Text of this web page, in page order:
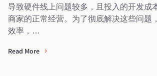
导致硬件线上问题较多，且投入的开发成
商家的正常经营。为了彻底解决这些问题
效率，…
Read More